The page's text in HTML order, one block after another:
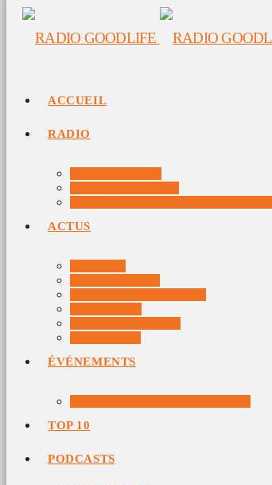
ACCUEIL
RADIO
ACTUS
ÉVÉNEMENTS
TOP 10
PODCASTS